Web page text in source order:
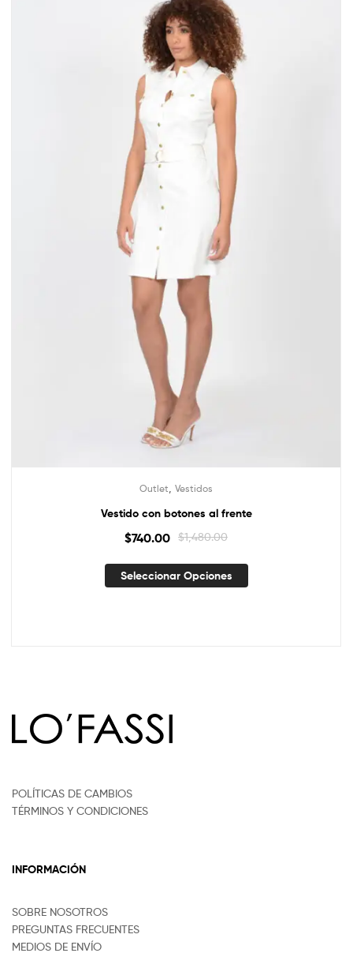
Outlet Vestidos
Vestido con botones al frente
$1,480.00
$740.00
Seleccionar Opciones
POLÍTICAS DE CAMBIOS
TÉRMINOS Y CONDICIONES
INFORMACIÓN
SOBRE NOSOTROS
PREGUNTAS FRECUENTES
MEDIOS DE ENVÍO